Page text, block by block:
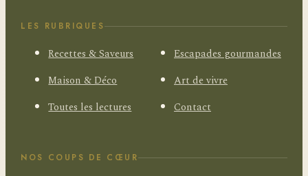
LES RUBRIQUES
Recettes & Saveurs
Escapades gourmandes
Maison & Déco
Art de vivre
Toutes les lectures
Contact
NOS COUPS DE CŒUR